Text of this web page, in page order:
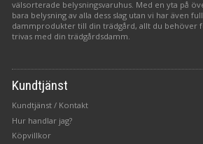
välsorterade belysningsvaruhus. Med en yta på
bara belysning av alla dess slag utan vi har även
dammprodukter till din trädgård, allt du behöver
trivas med din trädgårdsdamm.
Kundtjänst
Kundtjänst / Kontakt
Hur handlar jag?
Köpvillkor